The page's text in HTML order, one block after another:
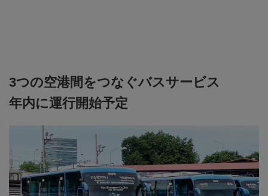
3つの空港間をつなぐバスサービス
年内に運行開始予定